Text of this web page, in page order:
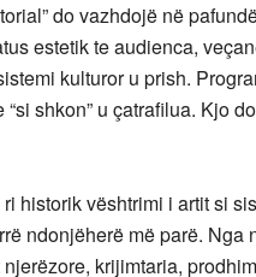
do vazhdojë në
estetik te audienca,
kulturor u prish.
“si shkon” u çatrafilua. Kjo
historik vështrimi i artit si
ndonjëherë më parë.
krijimtaria,